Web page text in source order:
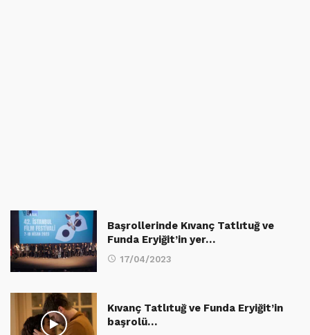
Başrollerinde Kıvanç Tatlıtuğ ve
Funda Eryiğit’in yer…
17/04/2023
Kıvanç Tatlıtuğ ve Funda Eryiğit’in
başrolü…